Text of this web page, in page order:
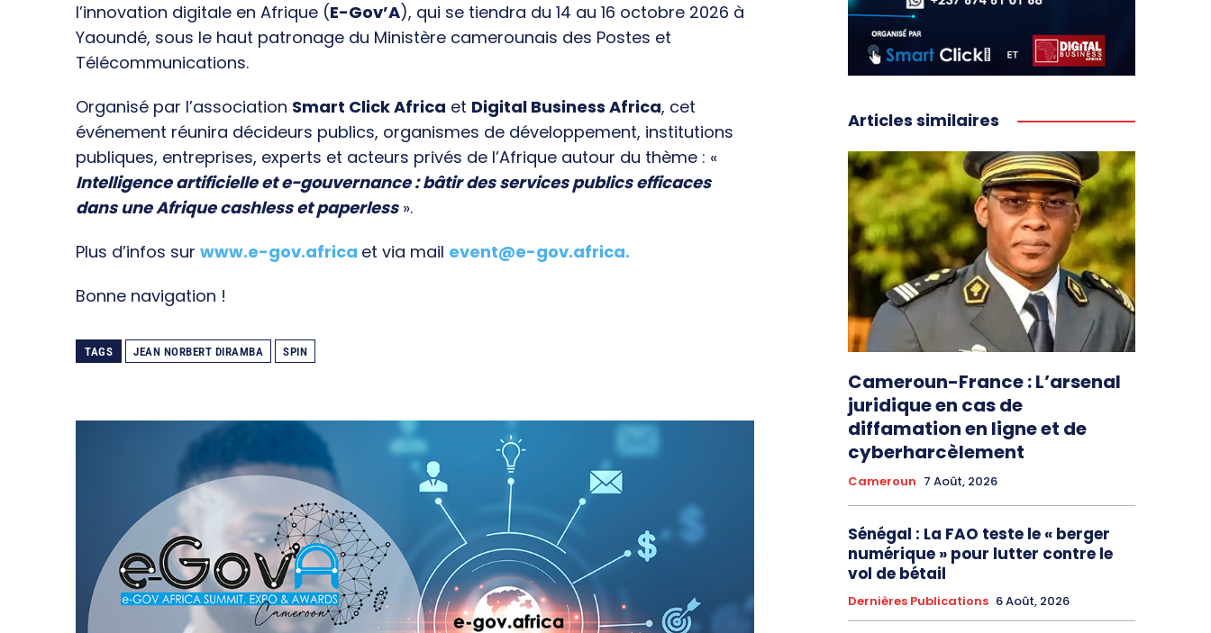
l’innovation digitale en Afrique (E-Gov’A), qui se tiendra du 14 au 16 octobre 2026 à
Yaoundé, sous le haut patronage du Ministère camerounais des Postes et
Télécommunications.
Organisé par l’association Smart Click Africa et Digital Business Africa, cet
événement réunira décideurs publics, organismes de développement, institutions
publiques, entreprises, experts et acteurs privés de l’Afrique autour du thème : «
Intelligence artificielle et e-gouvernance : bâtir des services publics efficaces
dans une Afrique cashless et paperless».
Plus d’infos sur www.e-gov.africa et via mail event@e-gov.africa.
Bonne navigation !
TAGS JEAN NORBERT DIRAMBA SPIN
Articles similaires
Cameroun-France : L’arsenal
juridique en cas de
diffamation en ligne et de
cyberharcèlement
Cameroun 7 Août, 2026
Sénégal : La FAO teste le « berger
numérique » pour lutter contre le
vol de bétail
Dernières Publications 6 Août, 2026